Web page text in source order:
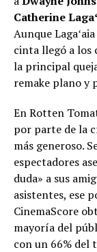
Catherine
Aunque
cinta llegó a los
la principal
remake plano y
En Rotten
por parte de la
más generoso.
espectadores
duda» a sus
asistentes, ese
CinemaScore
mayoría del
con un 66% del